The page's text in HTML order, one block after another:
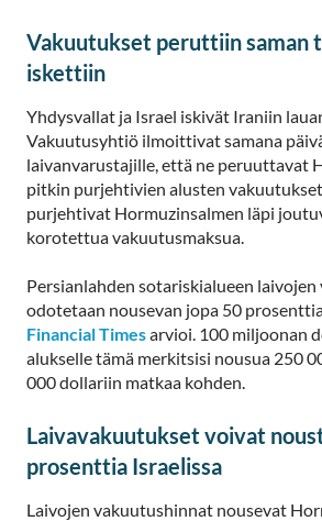
Vakuutukset peruttiin saman
iskettiin
Yhdysvallat ja Israel iskivät Iraniin
Vakuutusyhtiö ilmoittivat samana
laivanvarustajille, että ne peruuttavat
pitkin purjehtivien alusten
purjehtivat Hormuzinsalmen läpi
korotettua vakuutusmaksua.
Persianlahden sotariskialueen
odotetaan nousevan jopa 50
Financial Timesarvioi. 100 miljoonan
alukselle tämä merkitsisi nousua 250
000 dollariin matkaa kohden.
Laivavakuutukset voivat
prosenttia Israelissa
Laivojen vakuutushinnat nousevat